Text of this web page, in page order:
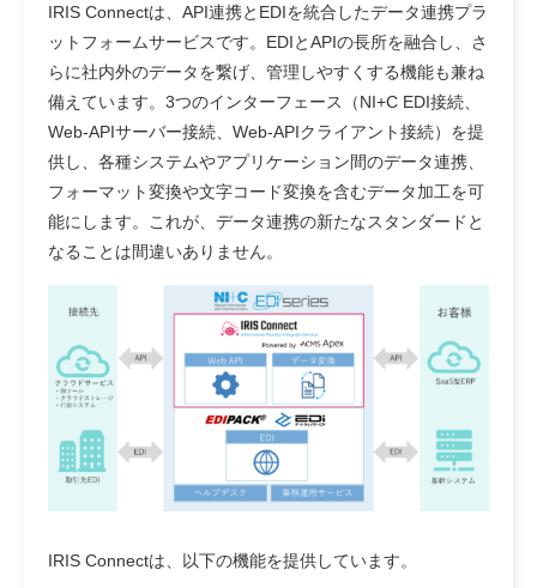
IRIS Connectは、API連携とEDIを統合したデータ連携プラ
ットフォームサービスです。EDIとAPIの長所を融合し、さ
らに社内外のデータを繋げ、管理しやすくする機能も兼ね
備えています。3つのインターフェース（NI+C EDI接続、
Web‐APIサーバー接続、Web-APIクライアント接続）を提
供し、各種システムやアプリケーション間のデータ連携、
フォーマット変換や文字コード変換を含むデータ加工を可
能にします。これが、データ連携の新たなスタンダードと
なることは間違いありません。
IRIS Connectは、以下の機能を提供しています。